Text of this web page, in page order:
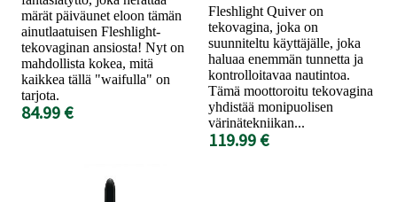
märät päiväunet eloon tämän
ainutlaatuisen Fleshlight-
tekovaginan ansiosta! Nyt on
mahdollista kokea, mitä
kaikkea tällä "waifulla" on
tarjota.
84.99 €
Fleshlight Quiver on
tekovagina, joka on
suunniteltu käyttäjälle, joka
haluaa enemmän tunnetta ja
kontrolloitavaa nautintoa.
Tämä moottoroitu tekovagina
yhdistää monipuolisen
värinätekniikan...
119.99 €